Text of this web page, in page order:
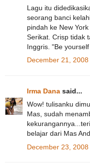
Lagu itu
seorang banci
pindah ke New
Serikat. Crisp tidak
Inggris. "Be
December 21, 2008
Irma Dana said...
Wow! tulisanku
Mas, sudah
belajar dari Mas
December 23, 2008